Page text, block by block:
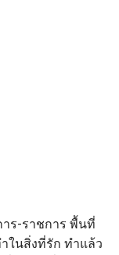
ร-ราชการ พื้นที่
ในสิ่งที่รัก ทำแล้ว